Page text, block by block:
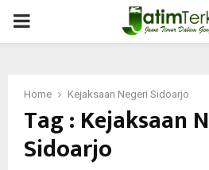
PRIMARY
Home Kejaksaan Negeri Sidoarjo
Tag : Kejaksaan
Sidoarjo